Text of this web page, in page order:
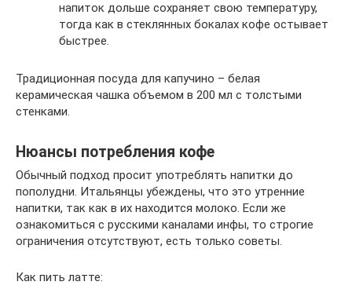
напиток дольше сохраняет свою температуру,
тогда как в стеклянных бокалах кофе остывает
быстрее.
Традиционная посуда для капучино – белая
керамическая чашка объемом в 200 мл с толстыми
стенками.
Нюансы потребления кофе
Обычный подход просит употреблять напитки до
пополудни. Итальянцы убеждены, что это утренние
напитки, так как в их находится молоко. Если же
ознакомиться с русскими каналами инфы, то строгие
ограничения отсутствуют, есть только советы.
Как пить латте: